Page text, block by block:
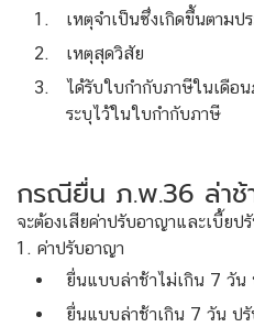
เหตุจำเป็นซึ่งเกิดขึ้นตามป
เหตุสุดวิสัย
ได้รับใบกำกับภาษีในเดือ
ระบุไว้ในใบกำกับภาษี
กรณียื่น ภ.พ.36 ล่าช้า
จะต้องเสียค่าปรับอาญาและเบี้ย
1. ค่าปรับอาญา
ยื่นแบบล่าช้าไม่เกิน 7 วัน
ยื่นแบบล่าช้าเกิน 7 วัน ป